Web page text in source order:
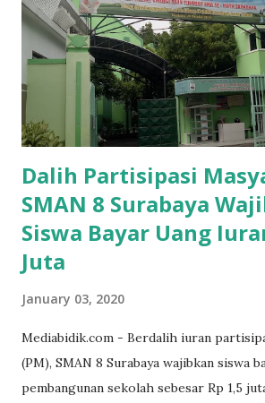
Dalih Partisipasi
SMAN 8 Surabaya
Siswa Bayar Uang
Juta
January 03, 2020
Mediabidik.com - Berdalih iuran
(PM), SMAN 8 Surabaya wajibkan siswa
pembangunan sekolah sebesar Rp 1,5